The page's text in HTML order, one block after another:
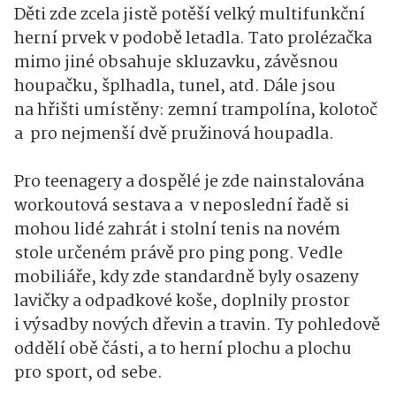
Děti zde zcela jistě potěší velký multifunkční
herní prvek v podobě letadla. Tato prolézačka
mimo jiné obsahuje skluzavku, závěsnou
houpačku, šplhadla, tunel, atd. Dále jsou
na hřišti umístěny: zemní trampolína, kolotoč
a pro nejmenší dvě pružinová houpadla.
Pro teenagery a dospělé je zde nainstalována
workoutová sestava a v neposlední řadě si
mohou lidé zahrát i stolní tenis na novém
stole určeném právě pro ping pong. Vedle
mobiliáře, kdy zde standardně byly osazeny
lavičky a odpadkové koše, doplnily prostor
i výsadby nových dřevin a travin. Ty pohledově
oddělí obě části, a to herní plochu a plochu
pro sport, od sebe.